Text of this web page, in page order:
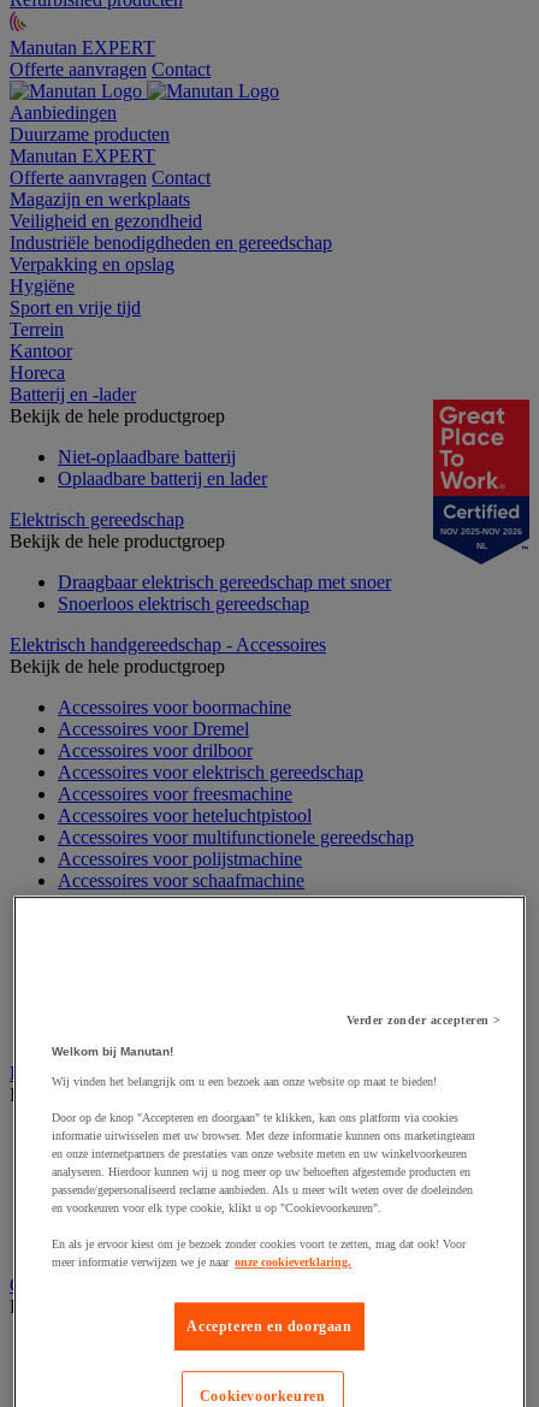
Manutan EXPERT
Offerte aanvragen Contact
Aanbiedingen
Duurzame producten
Manutan EXPERT
Offerte aanvragen Contact
Magazijn en werkplaats
Veiligheid en gezondheid
Industriële benodigdheden en gereedschap
Verpakking en opslag
Hygiëne
Sport en vrije tijd
Terrein
Kantoor
Horeca
Batterij en -lader
Bekijk de hele productgroep
Niet-oplaadbare batterij
Oplaadbare batterij en lader
Elektrisch gereedschap
Bekijk de hele productgroep
Draagbaar elektrisch gereedschap met snoer
Snoerloos elektrisch gereedschap
Elektrisch handgereedschap - Accessoires
Bekijk de hele productgroep
Accessoires voor boormachine
Accessoires voor Dremel
Accessoires voor drilboor
Accessoires voor elektrisch gereedschap
Accessoires voor freesmachine
Accessoires voor heteluchtpistool
Accessoires voor multifunctionele gereedschap
Accessoires voor polijstmachine
Accessoires voor schaafmachine
Accessoires voor schroevendraaier
Elektrische toebehoren en verlichting
Bekijk de hele productgroep
Accessoires voor elektrisch schakelpaneel
Batterij, oplader en kabel
Elektrische kabel
Elektrische uitrusting
Wandcontactdoos en schakelaar
Gereedschap opbergen
Bekijk de hele productgroep
Assortimentsdoos en gereedschapkoffer
Gereedschapskist en opbergtas
Gereedschapskoffer en versterkte kist
NOV 2025-NOV 2026
NL
Verder zonder accepteren >
Welkom bij Manutan!
Wij vinden het belangrijk om u een bezoek aan onze website op maat te bieden!
Door op de knop "Accepteren en doorgaan" te klikken, kan ons platform via cookies
informatie uitwisselen met uw browser. Met deze informatie kunnen ons marketingteam
en onze internetpartners de prestaties van onze website meten en uw winkelvoorkeuren
analyseren. Hierdoor kunnen wij u nog meer op uw behoeften afgestemde producten en
passende/gepersonaliseerd reclame aanbieden. Als u meer wilt weten over de doeleinden
en voorkeuren voor elk type cookie, klikt u op "Cookievoorkeuren".
En als je ervoor kiest om je bezoek zonder cookies voort te zetten, mag dat ook! Voor
meer informatie verwijzen we je naar onze cookieverklaring.
Accepteren en doorgaan
Cookievoorkeuren